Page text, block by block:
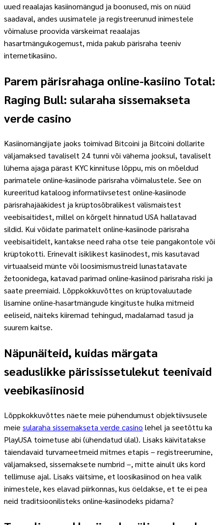
uued reaalajas kasiinomängud ja boonused, mis on nüüd
saadaval, andes uusimatele ja registreerunud inimestele
võimaluse proovida värskeimat reaalajas
hasartmängukogemust, mida pakub pärisraha teeniv
internetikasiino.
Parem pärisrahaga online-kasiino Total:
Raging Bull: sularaha sissemakseta
verde casino
Kasiinomängijate jaoks toimivad Bitcoini ja Bitcoini dollarite
väljamaksed tavaliselt 24 tunni või vähema jooksul, tavaliselt
lühema ajaga pärast KYC kinnituse lõppu, mis on mõeldud
parimatele online-kasiinode pärisraha võimalustele. See on
kureeritud kataloog informatiivsetest online-kasiinode
pärisrahajääkidest ja krüptosõbralikest välismaistest
veebisaitidest, millel on kõrgelt hinnatud USA hallatavad
sildid. Kui võidate parimatelt online-kasiinode pärisraha
veebisaitidelt, kantakse need raha otse teie pangakontole või
krüptokotti. Erinevalt isiklikest kasiinodest, mis kasutavad
virtuaalseid münte või loosimismustreid lunastatavate
žetoonidega, katavad parimad online-kasiinod pärisraha riski ja
saate preemiaid. Lõppkokkuvõttes on krüptovaluutade
lisamine online-hasartmängude kingituste hulka mitmeid
eeliseid, näiteks kiiremad tehingud, madalamad tasud ja
suurem kaitse.
Näpunäiteid, kuidas märgata
seaduslikke pärississetulekut teenivaid
veebikasiinosid
Lõppkokkuvõttes näete meie pühendumust objektiivsusele
meie sularaha sissemakseta verde casino lehel ja seetõttu ka
PlayUSA toimetuse abi (ühendatud ülal). Lisaks käivitatakse
täiendavaid turvameetmeid mitmes etapis – registreerumine,
väljamaksed, sissemaksete numbrid –, mitte ainult üks kord
tellimuse ajal. Lisaks väitsime, et loosikasiinod on hea valik
inimestele, kes elavad piirkonnas, kus öeldakse, et te ei pea
neid traditsioonilisteks online-kasiinodeks pidama?